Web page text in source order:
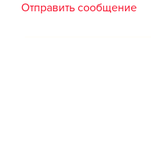
Отправить сообщение